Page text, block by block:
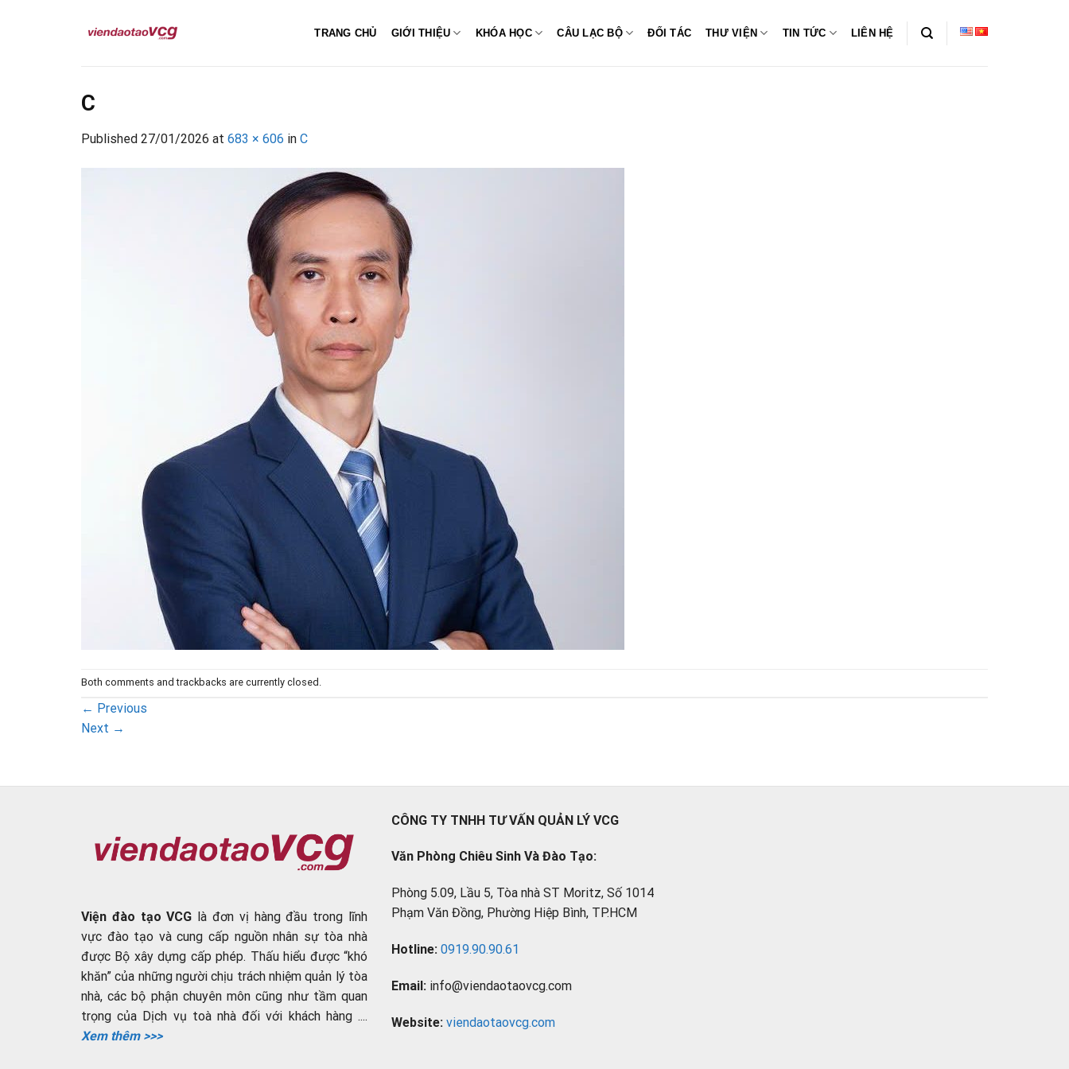
TRANG CHỦ GIỚI THIỆU KHÓA HỌC CÂU LẠC BỘ ĐỐI TÁC THƯ VIỆN TIN TỨC LIÊN HỆ
C
Published 27/01/2026 at 683 × 606 in C
Both comments and trackbacks are currently closed.
← Previous
Next →
Viện đào tạo VCG là đơn vị hàng đầu trong lĩnh
vực đào tạo và cung cấp nguồn nhân sự tòa nhà
được Bộ xây dựng cấp phép. Thấu hiểu được “khó
khăn” của những người chịu trách nhiệm quản lý tòa
nhà, các bộ phận chuyên môn cũng như tầm quan
trọng của Dịch vụ toà nhà đối với khách hàng ....
Xem thêm >>>
CÔNG TY TNHH TƯ VẤN QUẢN LÝ VCG
Văn Phòng Chiêu Sinh Và Đào Tạo:
Phòng 5.09, Lầu 5, Tòa nhà ST Moritz, Số 1014
Phạm Văn Đồng, Phường Hiệp Bình, TP.HCM
Hotline: 0919.90.90.61
Email: info@viendaotaovcg.com
Website: viendaotaovcg.com